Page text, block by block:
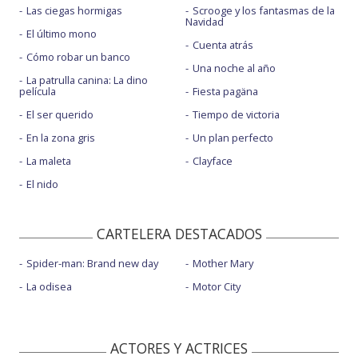
Las ciegas hormigas
El último mono
Cómo robar un banco
La patrulla canina: La dino
película
El ser querido
En la zona gris
La maleta
El nido
Scrooge y los fantasmas de la
Navidad
Cuenta atrás
Una noche al año
Fiesta pagäna
Tiempo de victoria
Un plan perfecto
Clayface
CARTELERA DESTACADOS
Spider-man: Brand new day
La odisea
Mother Mary
Motor City
ACTORES Y ACTRICES